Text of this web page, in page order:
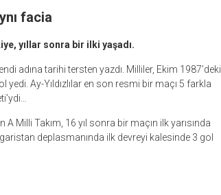
facia
yıllar sonra bir ilki yaşadı.
adına tarihi tersten yazdı. Milliler, Ekim 1987’deki
yedi. Ay-Yıldızlılar en son resmi bir maçı 5 farkla
Milli Takım, 16 yıl sonra bir maçın ilk yarısında
deplasmanında ilk devreyi kalesinde 3 gol